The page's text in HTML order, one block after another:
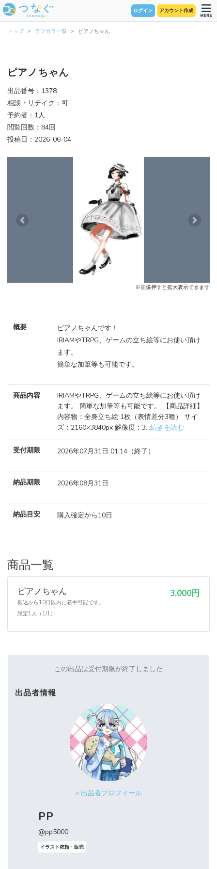
ログイン アカウント作成
トップ ラフカラ一覧 ピアノちゃん
ピアノちゃん
出品番号：1378
相談・リテイク：可
予約者：1人
閲覧回数：84回
投稿日：2026-06-04
Previous Next
※画像押すと拡大表示できます
概要
ピアノちゃんです！
IRIAMやTRPG、ゲームの立ち絵等にお使い頂け
ます。
簡単な加筆等も可能です。
商品内容
IRIAMやTRPG、ゲームの立ち絵等にお使い頂け
ます。 簡単な加筆等も可能です。 【商品詳細】
内容物：全身立ち絵 1枚（表情差分3種） サイ
ズ：2160×3840px 解像度：3...続きを読む
受付期限 2026年07月31日 01:14（終了）
納品期限 2026年08月31日
納品目安 購入確定から10日
商品一覧
ピアノちゃん
振込から10日以内に着手可能です。
限定1人（1/1）
3,000円
この出品は受付期限が終了しました
出品者情報
> 出品者プロフィール
PP
@pp5000
イラスト依頼・販売